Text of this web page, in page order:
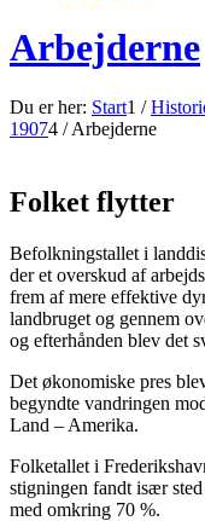
Arbejderne
Du er her: Start1 /
19074 / Arbejderne
Folket flytter
Befolkningstallet i
der et overskud af
frem af mere effektive
landbruget og gennem
og efterhånden blev det
Det økonomiske pres
begyndte vandringen
Land – Amerika.
Folketallet i
stigningen fandt især
med omkring 70 %.